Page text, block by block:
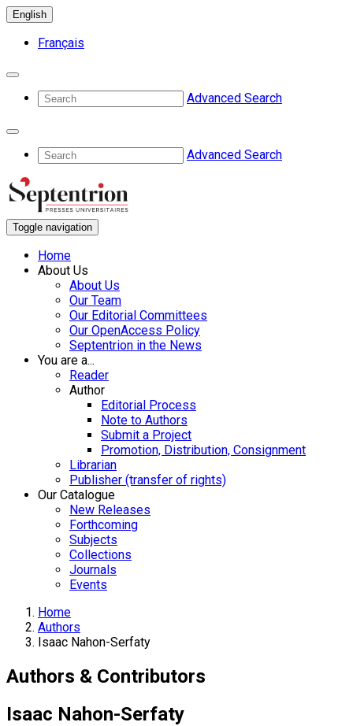
English
Français
Advanced Search
Advanced Search
Toggle navigation
Home
About Us
About Us
Our Team
Our Editorial Committees
Our OpenAccess Policy
Septentrion in the News
You are a...
Reader
Author
Editorial Process
Note to Authors
Submit a Project
Promotion, Distribution, Consignment
Librarian
Publisher (transfer of rights)
Our Catalogue
New Releases
Forthcoming
Subjects
Collections
Journals
Events
Home
Authors
Isaac Nahon-Serfaty
Authors & Contributors
Isaac Nahon-Serfaty